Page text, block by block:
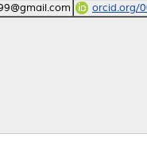
orcid.org/